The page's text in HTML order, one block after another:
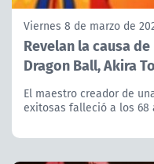
Viernes 8 de marzo de
Revelan la causa
Dragon Ball, Akira
El maestro creador de
exitosas falleció a los 68